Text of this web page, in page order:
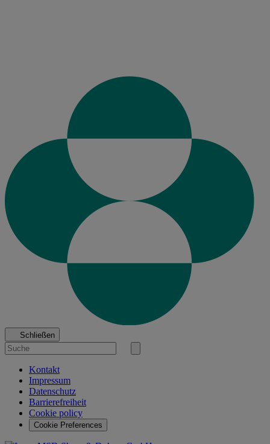
Schließen
Suche
nach
Suche
Kontakt
Impressum
Datenschutz
Barrierefreiheit
Cookie policy
Cookie Preferences